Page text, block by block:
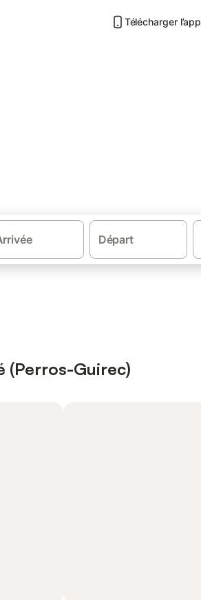
Télécharger l’app
Départ
(Perros-Guirec)